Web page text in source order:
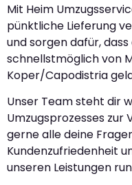
Mit Heim
pünktliche Lieferung
und sorgen dafür,
schnellstmöglich von
Koper/Capodistria
Unser Team steht dir
Umzugsprozesses
gerne alle deine
Kundenzufriedenheit
unseren Leistungen